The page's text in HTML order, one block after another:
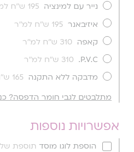
נייר עם למינציה 195 ש''ח למ''ר
איזיבאנר 195 ש''ח למ''ר
קאפה 310 ש''ח למ''ר
P.V.C.
310 ש''ח למ''ר
מדבקה ללא התקנה 165 ש''ח למ''ר
מתלבטים לגבי חומר הדפסה?
אפשרויות נוספות
הוספת לוגו מוסד תוספת של 90 ש"ח